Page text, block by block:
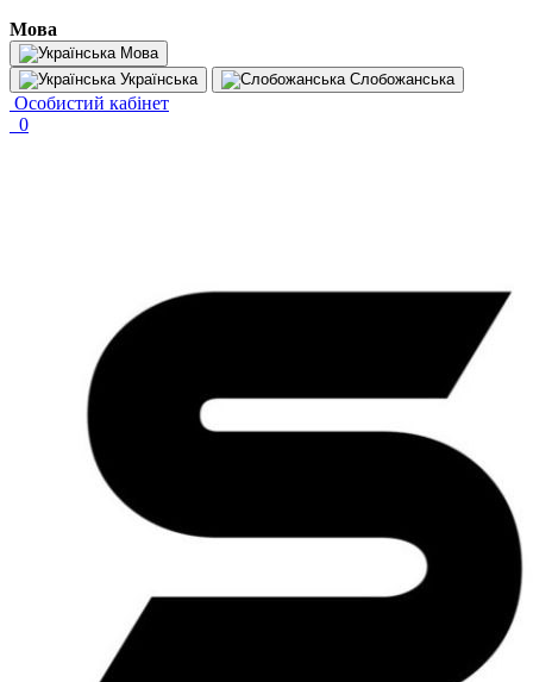
Мова
Мова
Українська
Слобожанська
Особистий кабінет
0